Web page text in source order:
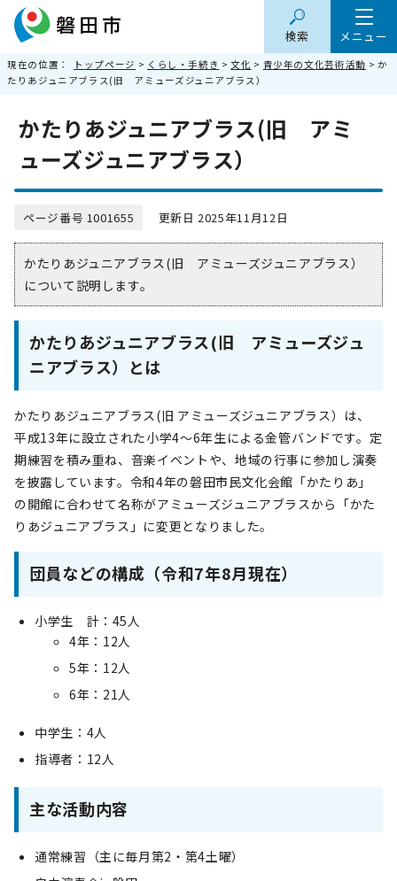
メニュー
検索
現在の位置： トップページ > くらし・手続き >文化 > 青少年の文化芸術活動 > か
たりあジュニアブラス(旧 アミューズジュニアブラス）
かたりあジュニアブラス(旧 アミ
ューズジュニアブラス）
ページ番号 1001655 更新日 2025年11月12日
かたりあジュニアブラス(旧 アミューズジュニアブラス）
について説明します。
かたりあジュニアブラス(旧 アミューズジュ
ニアブラス）とは
かたりあジュニアブラス(旧 アミューズジュニアブラス）は、
平成13年に設立された小学4～6年生による金管バンドです。定
期練習を積み重ね、音楽イベントや、地域の行事に参加し演奏
を披露しています。令和4年の磐田市民文化会館「かたりあ」
の開館に合わせて名称がアミューズジュニアブラスから「かた
りあジュニアブラス」に変更となりました。
団員などの構成（令和7年8月現在）
小学生 計：45人
4年：12人
5年：12人
6年：21人
中学生：4人
指導者：12人
主な活動内容
通常練習（主に毎月第2・第4土曜）